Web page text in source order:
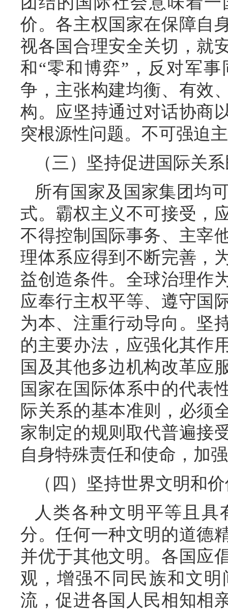
价。各主权国家在保障自
视各国合理安全关切，就
和“零和博弈”，反对军
争，主张构建均衡、有效
构。应坚持通过对话协商
突根源性问题。不可强迫
（三）坚持促进国际关
所有国家及国家集团均
式。霸权主义不可接受，
不得控制国际事务、主宰
理体系应得到不断完善，
益创造条件。全球治理作
应奉行主权平等、遵守国
为本、注重行动导向。坚
的主要办法，应强化其作
国及其他多边机构改革应
国家在国际体系中的代表
际关系的基本准则，必须
家制定的规则取代普遍接
自身特殊责任和使命，加
（四）坚持世界文明和
人类各种文明平等且
分。任何一种文明的道德
并优于其他文明。各国应
观，增强不同民族和文
流，促进各国人民相知相